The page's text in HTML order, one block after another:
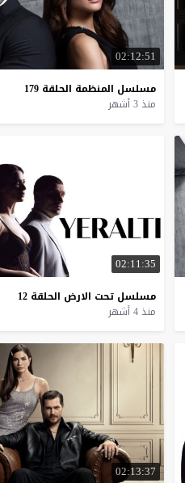
02:12:51
مسلسل المنظمة الحلقة 179
منذ 3 أشهر
02:11:35
مسلسل تحت الارض الحلقة 12
منذ 4 أشهر
02:13:37